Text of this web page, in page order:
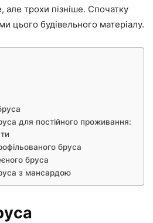
але трохи пізніше. Спочатку
цього будівельного матеріалу.
для постійного проживання:
бруса
бруса
з мансардою